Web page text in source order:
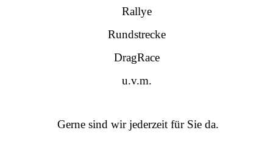
Rallye
Rundstrecke
DragRace
u.v.m.
Gerne sind wir jederzeit für Sie da.